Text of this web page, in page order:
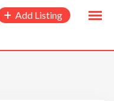
Add Listing